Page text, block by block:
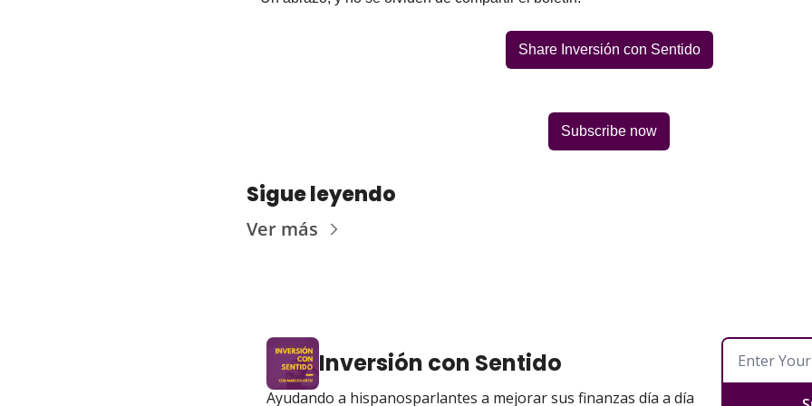
Share Inversión con Sentido
Subscribe now
Sigue leyendo
Ver más
Inversión con Sentido
Ayudando a hispanosparlantes a mejorar sus finanzas día a día